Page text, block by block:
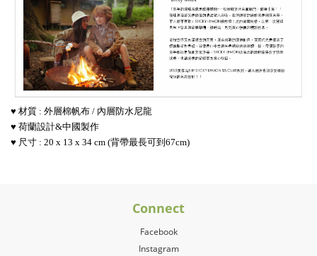
♥ 材質 : 外層棉帆布 / 內層防水尼龍
♥ 荷蘭設計&中國製作
♥ 尺寸 : 20 x 13 x 34 cm (背帶最長可到67cm)
Connect
Facebook
Instagram